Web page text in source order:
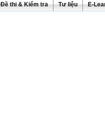
Đề thi & Kiểm tra Tư liệu E-